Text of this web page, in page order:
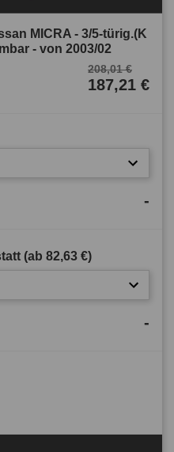
MICRA - 3/5-türig.(K
- von 2003/02
208,01 €
187,21 €
-
(ab 82,63 €)
-